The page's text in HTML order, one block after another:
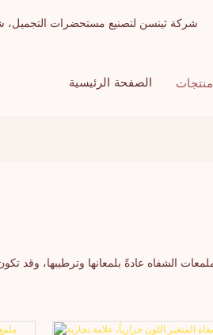
شركة ثينسن لتصنيع مستحضرات التجميل،
الصفحة الرئيسية منتجات